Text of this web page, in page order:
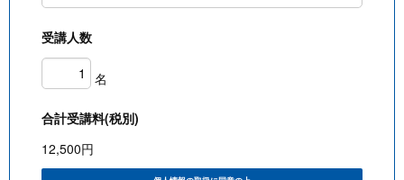
受講人数
名
合計受講料(税別)
12,500円